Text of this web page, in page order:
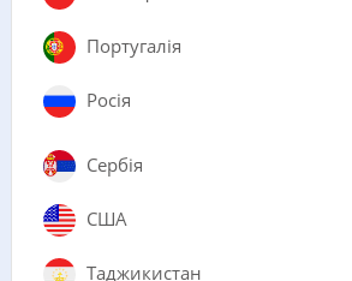
Португалія
Росія
Сербія
США
Таджикистан